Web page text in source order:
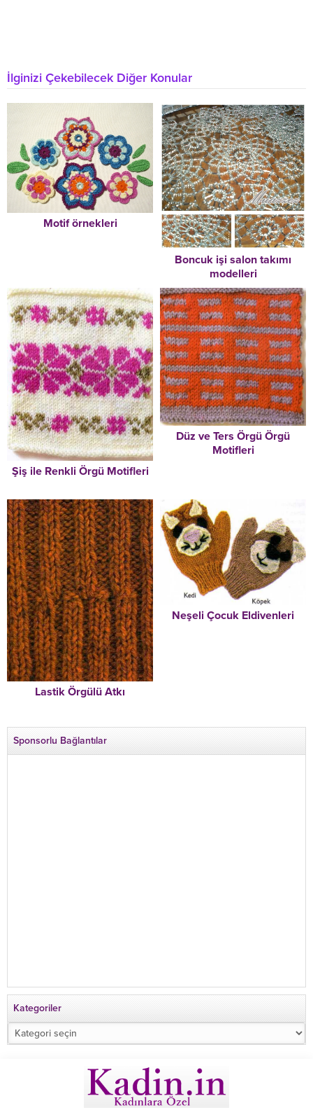
İlginizi Çekebilecek Diğer Konular
Motif örnekleri
Boncuk işi salon takımı
modelleri
Şiş ile Renkli Örgü Motifleri
Düz ve Ters Örgü Örgü
Motifleri
Lastik Örgülü Atkı
Neşeli Çocuk Eldivenleri
Sponsorlu Bağlantılar
Kategoriler
Kategoriler